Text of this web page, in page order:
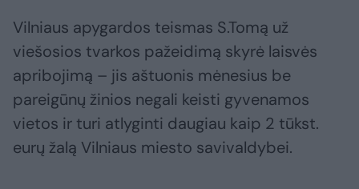
Vilniaus apygardos teismas S.Tomą už
viešosios tvarkos pažeidimą skyrė laisvės
apribojimą – jis aštuonis mėnesius be
pareigūnų žinios negali keisti gyvenamos
vietos ir turi atlyginti daugiau kaip 2 tūkst.
eurų žalą Vilniaus miesto savivaldybei.